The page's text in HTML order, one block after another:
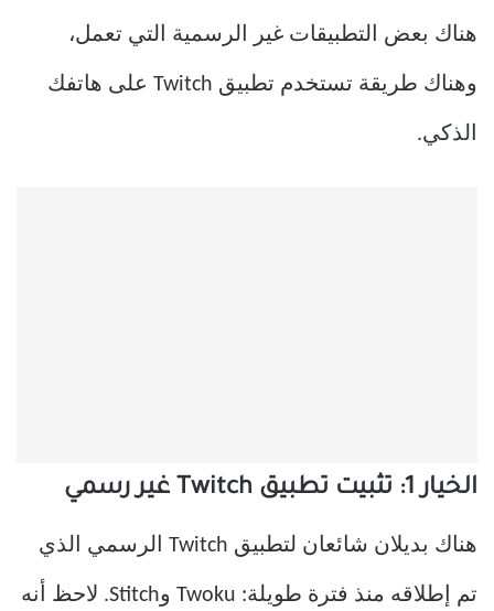
هناك بعض التطبيقات غير الرسمية التي تعمل،
وهناك طريقة تستخدم تطبيق Twitch على هاتفك
الذكي.
الخيار 1: تثبيت تطبيق Twitch غير رسمي
هناك بديلان شائعان لتطبيق Twitch الرسمي الذي
تم إطلاقه منذ فترة طويلة: Twoku وStitch. لاحظ أنه